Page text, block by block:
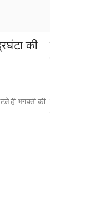
की
ही भगवती की